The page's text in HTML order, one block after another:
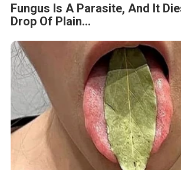
Fungus Is A Parasite, And It
Drop Of Plain...